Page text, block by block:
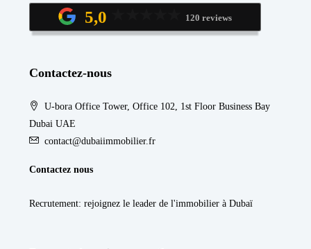
5,0 120 reviews
Contactez-nous
U-bora Office Tower, Office 102, 1st Floor Business Bay
Dubai UAE
contact@dubaiimmobilier.fr
Contactez nous
Recrutement: rejoignez le leader de l'immobilier à Dubaï